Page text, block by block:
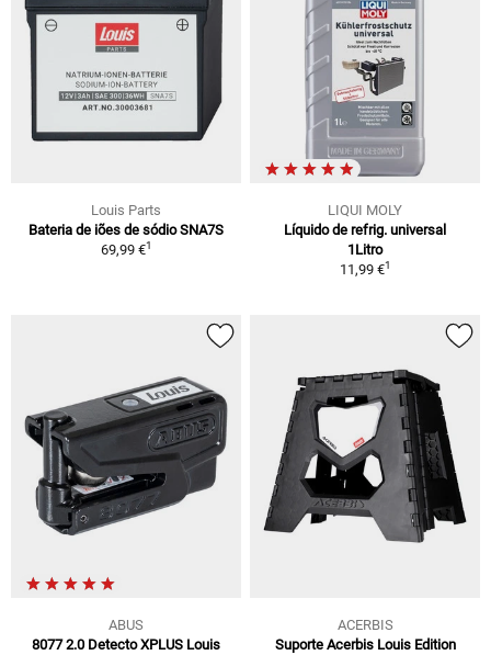
Louis Parts
Bateria de iões de sódio SNA7S
69,99 €1
LIQUI MOLY
Líquido de refrig. universal
1Litro
11,99 €1
ABUS
8077 2.0 Detecto XPLUS Louis
ACERBIS
Suporte Acerbis Louis Edition